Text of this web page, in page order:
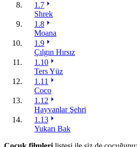
1.7
Shrek
1.8
Moana
1.9
Çılgın Hırsız
1.10
Ters Yüz
1.11
Coco
1.12
Hayvanlar Şehri
1.13
Yukarı Bak